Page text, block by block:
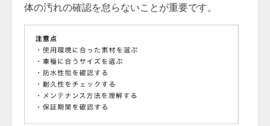
体の汚れの確認を怠らないことが重要です。